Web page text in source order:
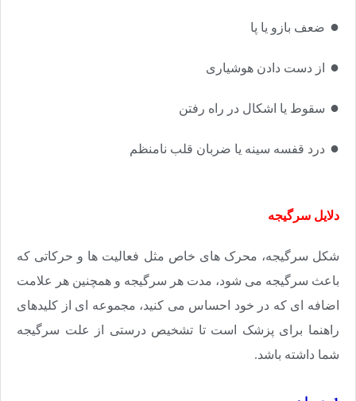
●​​​​​​​ ضعف بازو یا پا
●​​​​​​​ از دست دادن هوشیاری
●​​​​​​​ سقوط یا اشکال در راه رفتن
●​​​​​​​ درد قفسه سینه یا ضربان قلب نامنظم
دلایل سرگیجه
شکل سرگیجه، محرک های خاص مثل فعالیت ها و حرکاتی که
باعث سرگیجه می شود، مدت هر سرگیجه و همچنین هر علامت
اضافه ای که در خود احساس می کنید، مجموعه ای از کلیدهای
راهنما برای پزشک است تا تشخیص درستی از علت سرگیجه
شما داشته باشد.